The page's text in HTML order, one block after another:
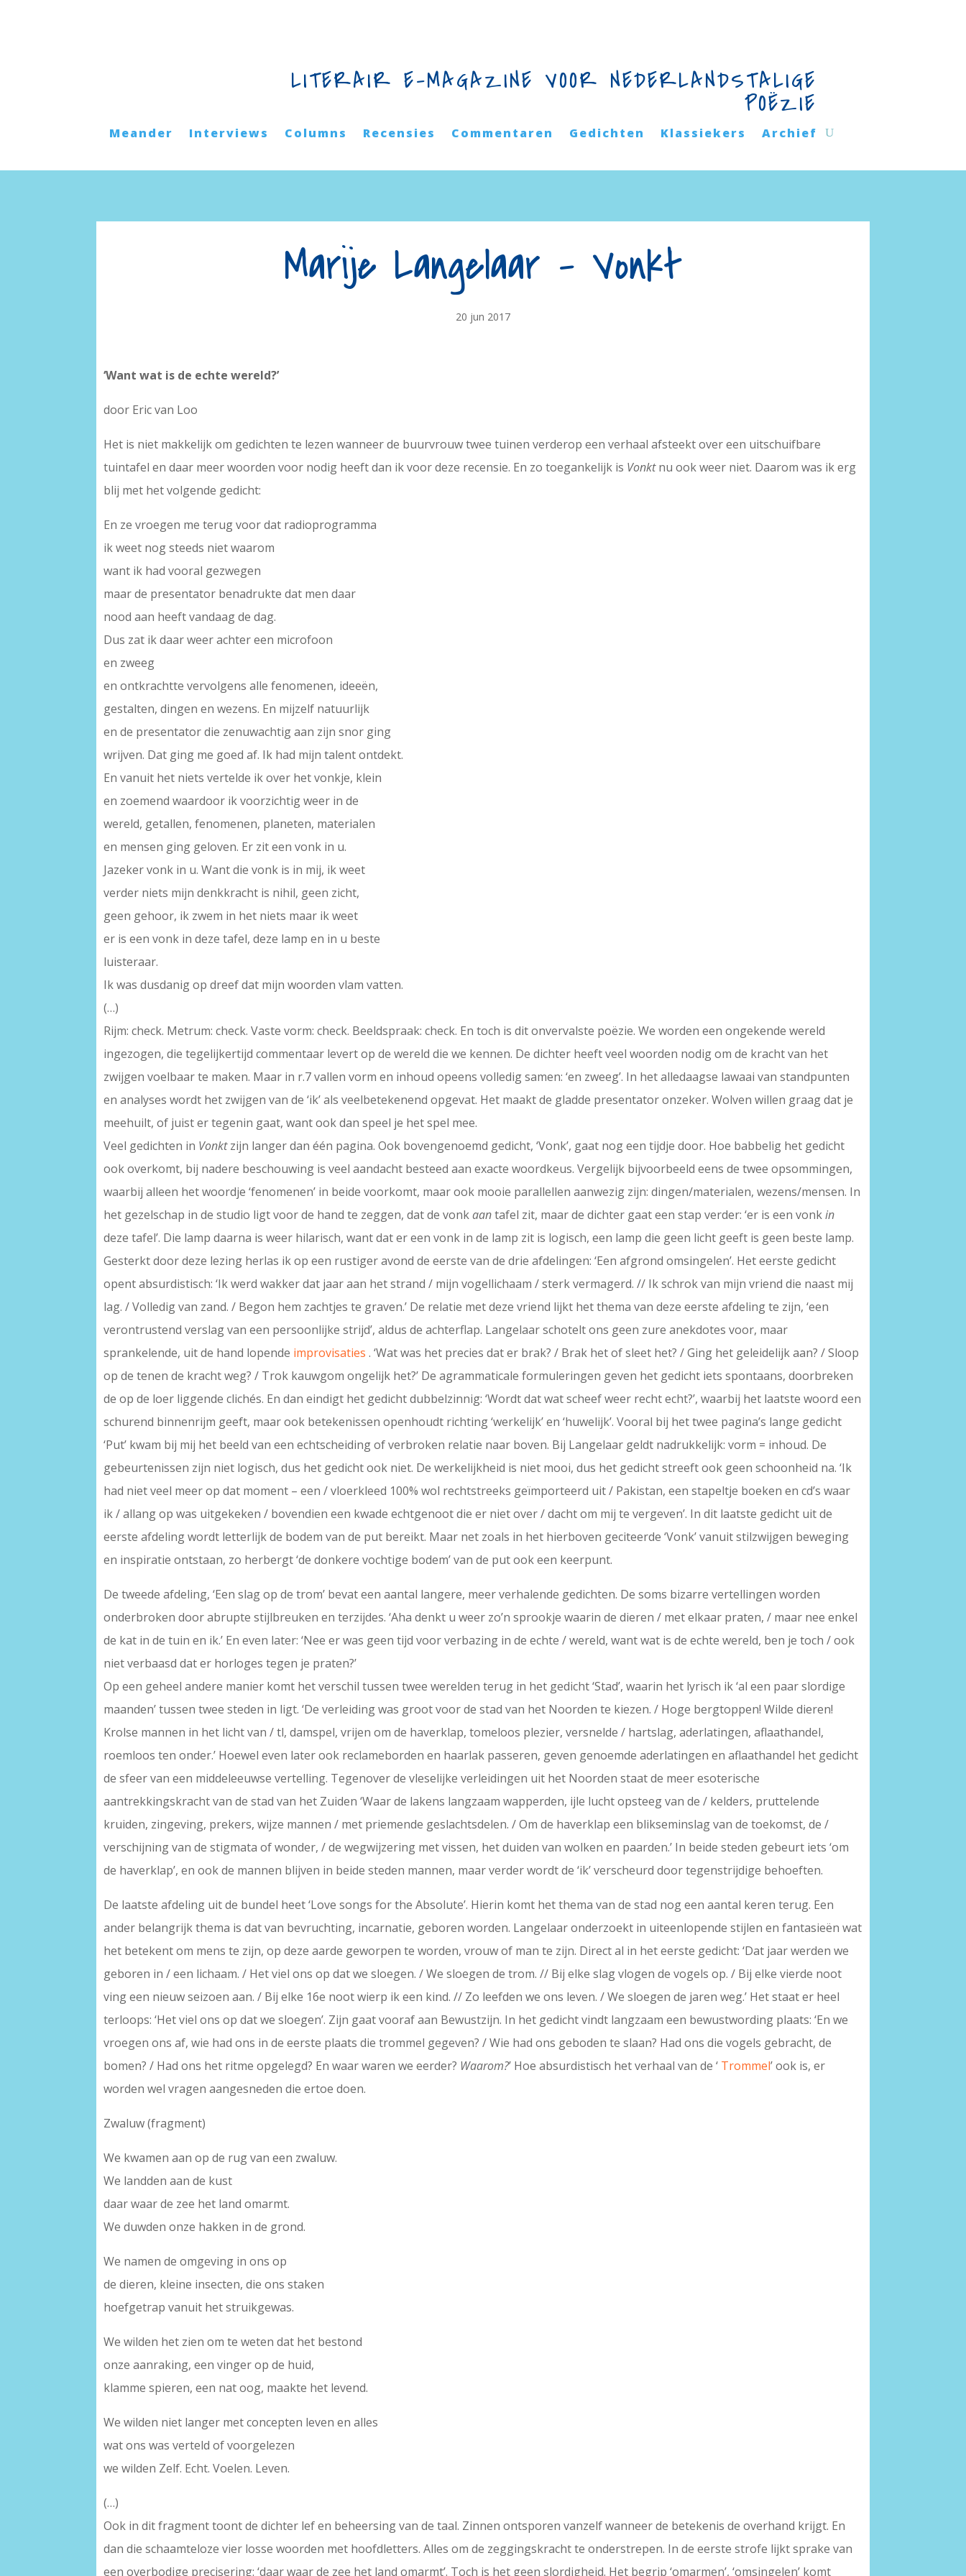
LITERAIR E-MAGAZINE VOOR NEDERLANDSTALIGE
POËZIE
Meander Interviews Columns Recensies Commentaren Gedichten Klassiekers Archief
Marije Langelaar – Vonkt
20 jun 2017
‘Want wat is de echte wereld?’
door Eric van Loo
Het is niet makkelijk om gedichten te lezen wanneer de buurvrouw twee tuinen verderop een verhaal afsteekt over een uitschuifbare
tuintafel en daar meer woorden voor nodig heeft dan ik voor deze recensie. En zo toegankelijk is Vonktnu ook weer niet. Daarom was ik erg
blij met het volgende gedicht:
En ze vroegen me terug voor dat radioprogramma
ik weet nog steeds niet waarom
want ik had vooral gezwegen
maar de presentator benadrukte dat men daar
nood aan heeft vandaag de dag.
Dus zat ik daar weer achter een microfoon
en zweeg
en ontkrachtte vervolgens alle fenomenen, ideeën,
gestalten, dingen en wezens. En mijzelf natuurlijk
en de presentator die zenuwachtig aan zijn snor ging
wrijven. Dat ging me goed af. Ik had mijn talent ontdekt.
En vanuit het niets vertelde ik over het vonkje, klein
en zoemend waardoor ik voorzichtig weer in de
wereld, getallen, fenomenen, planeten, materialen
en mensen ging geloven. Er zit een vonk in u.
Jazeker vonk in u. Want die vonk is in mij, ik weet
verder niets mijn denkkracht is nihil, geen zicht,
geen gehoor, ik zwem in het niets maar ik weet
er is een vonk in deze tafel, deze lamp en in u beste
luisteraar.
Ik was dusdanig op dreef dat mijn woorden vlam vatten.
(…)
Rijm: check. Metrum: check. Vaste vorm: check. Beeldspraak: check. En toch is dit onvervalste poëzie. We worden een ongekende wereld
ingezogen, die tegelijkertijd commentaar levert op de wereld die we kennen. De dichter heeft veel woorden nodig om de kracht van het
zwijgen voelbaar te maken. Maar in r.7 vallen vorm en inhoud opeens volledig samen: ‘en zweeg’. In het alledaagse lawaai van standpunten
en analyses wordt het zwijgen van de ‘ik’ als veelbetekenend opgevat. Het maakt de gladde presentator onzeker. Wolven willen graag dat je
meehuilt, of juist er tegenin gaat, want ook dan speel je het spel mee.
Veel gedichten in Vonktzijn langer dan één pagina. Ook bovengenoemd gedicht, ‘Vonk’, gaat nog een tijdje door. Hoe babbelig het gedicht
ook overkomt, bij nadere beschouwing is veel aandacht besteed aan exacte woordkeus. Vergelijk bijvoorbeeld eens de twee opsommingen,
waarbij alleen het woordje ‘fenomenen’ in beide voorkomt, maar ook mooie parallellen aanwezig zijn: dingen/materialen, wezens/mensen. In
het gezelschap in de studio ligt voor de hand te zeggen, dat de vonkaantafel zit, maar de dichter gaat een stap verder: ‘er is een vonkin
deze tafel’. Die lamp daarna is weer hilarisch, want dat er een vonk in de lamp zit is logisch, een lamp die geen licht geeft is geen beste lamp.
Gesterkt door deze lezing herlas ik op een rustiger avond de eerste van de drie afdelingen: ‘Een afgrond omsingelen’. Het eerste gedicht
opent absurdistisch: ‘Ik werd wakker dat jaar aan het strand / mijn vogellichaam / sterk vermagerd. // Ik schrok van mijn vriend die naast mij
lag. / Volledig van zand. / Begon hem zachtjes te graven.’ De relatie met deze vriend lijkt het thema van deze eerste afdeling te zijn, ‘een
verontrustend verslag van een persoonlijke strijd’, aldus de achterflap. Langelaar schotelt ons geen zure anekdotes voor, maar
sprankelende, uit de hand lopende improvisaties. ‘Wat was het precies dat er brak? / Brak het of sleet het? / Ging het geleidelijk aan? / Sloop
op de tenen de kracht weg? / Trok kauwgom ongelijk het?’ De agrammaticale formuleringen geven het gedicht iets spontaans, doorbreken
de op de loer liggende clichés. En dan eindigt het gedicht dubbelzinnig: ‘Wordt dat wat scheef weer recht echt?’, waarbij het laatste woord een
schurend binnenrijm geeft, maar ook betekenissen openhoudt richting ‘werkelijk’ en ‘huwelijk’. Vooral bij het twee pagina’s lange gedicht
‘Put’ kwam bij mij het beeld van een echtscheiding of verbroken relatie naar boven. Bij Langelaar geldt nadrukkelijk: vorm = inhoud. De
gebeurtenissen zijn niet logisch, dus het gedicht ook niet. De werkelijkheid is niet mooi, dus het gedicht streeft ook geen schoonheid na. ‘Ik
had niet veel meer op dat moment – een / vloerkleed 100% wol rechtstreeks geïmporteerd uit / Pakistan, een stapeltje boeken en cd’s waar
ik / allang op was uitgekeken / bovendien een kwade echtgenoot die er niet over / dacht om mij te vergeven’. In dit laatste gedicht uit de
eerste afdeling wordt letterlijk de bodem van de put bereikt. Maar net zoals in het hierboven geciteerde ‘Vonk’ vanuit stilzwijgen beweging
en inspiratie ontstaan, zo herbergt ‘de donkere vochtige bodem’ van de put ook een keerpunt.
De tweede afdeling, ‘Een slag op de trom’ bevat een aantal langere, meer verhalende gedichten. De soms bizarre vertellingen worden
onderbroken door abrupte stijlbreuken en terzijdes. ‘Aha denkt u weer zo’n sprookje waarin de dieren / met elkaar praten, / maar nee enkel
de kat in de tuin en ik.’ En even later: ‘Nee er was geen tijd voor verbazing in de echte / wereld, want wat is de echte wereld, ben je toch / ook
niet verbaasd dat er horloges tegen je praten?’
Op een geheel andere manier komt het verschil tussen twee werelden terug in het gedicht ‘Stad’, waarin het lyrisch ik ‘al een paar slordige
maanden’ tussen twee steden in ligt. ‘De verleiding was groot voor de stad van het Noorden te kiezen. / Hoge bergtoppen! Wilde dieren!
Krolse mannen in het licht van / tl, damspel, vrijen om de haverklap, tomeloos plezier, versnelde / hartslag, aderlatingen, aflaathandel,
roemloos ten onder.’ Hoewel even later ook reclameborden en haarlak passeren, geven genoemde aderlatingen en aflaathandel het gedicht
de sfeer van een middeleeuwse vertelling. Tegenover de vleselijke verleidingen uit het Noorden staat de meer esoterische
aantrekkingskracht van de stad van het Zuiden ‘Waar de lakens langzaam wapperden, ijle lucht opsteeg van de / kelders, pruttelende
kruiden, zingeving, prekers, wijze mannen / met priemende geslachtsdelen. / Om de haverklap een blikseminslag van de toekomst, de /
verschijning van de stigmata of wonder, / de wegwijzering met vissen, het duiden van wolken en paarden.’ In beide steden gebeurt iets ‘om
de haverklap’, en ook de mannen blijven in beide steden mannen, maar verder wordt de ‘ik’ verscheurd door tegenstrijdige behoeften.
De laatste afdeling uit de bundel heet ‘Love songs for the Absolute’. Hierin komt het thema van de stad nog een aantal keren terug. Een
ander belangrijk thema is dat van bevruchting, incarnatie, geboren worden. Langelaar onderzoekt in uiteenlopende stijlen en fantasieën wat
het betekent om mens te zijn, op deze aarde geworpen te worden, vrouw of man te zijn. Direct al in het eerste gedicht: ‘Dat jaar werden we
geboren in / een lichaam. / Het viel ons op dat we sloegen. / We sloegen de trom. // Bij elke slag vlogen de vogels op. / Bij elke vierde noot
ving een nieuw seizoen aan. / Bij elke 16e noot wierp ik een kind. // Zo leefden we ons leven. / We sloegen de jaren weg.’ Het staat er heel
terloops: ‘Het viel ons op dat we sloegen’. Zijn gaat vooraf aan Bewustzijn. In het gedicht vindt langzaam een bewustwording plaats: ‘En we
vroegen ons af, wie had ons in de eerste plaats die trommel gegeven? / Wie had ons geboden te slaan? Had ons die vogels gebracht, de
bomen? / Had ons het ritme opgelegd? En waar waren we eerder? Waarom?’ Hoe absurdistisch het verhaal van de ‘ Trommel’ ook is, er
worden wel vragen aangesneden die ertoe doen.
Zwaluw (fragment)
We kwamen aan op de rug van een zwaluw.
We landden aan de kust
daar waar de zee het land omarmt.
We duwden onze hakken in de grond.
We namen de omgeving in ons op
de dieren, kleine insecten, die ons staken
hoefgetrap vanuit het struikgewas.
We wilden het zien om te weten dat het bestond
onze aanraking, een vinger op de huid,
klamme spieren, een nat oog, maakte het levend.
We wilden niet langer met concepten leven en alles
wat ons was verteld of voorgelezen
we wilden Zelf. Echt. Voelen. Leven.
(…)
Ook in dit fragment toont de dichter lef en beheersing van de taal. Zinnen ontsporen vanzelf wanneer de betekenis de overhand krijgt. En
dan die schaamteloze vier losse woorden met hoofdletters. Alles om de zeggingskracht te onderstrepen. In de eerste strofe lijkt sprake van
een overbodige precisering: ‘daar waar de zee het land omarmt’. Toch is het geen slordigheid. Het begrip ‘omarmen’, ‘omsingelen’ komt